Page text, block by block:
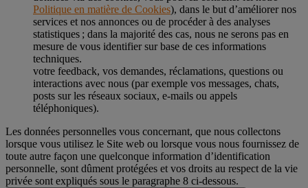
Politique en matière de Cookies), dans le but d’améliorer nos
services et nos annonces ou de procéder à des analyses
statistiques ; dans la majorité des cas, nous ne serons pas en
mesure de vous identifier sur base de ces informations
techniques.
votre feedback, vos demandes, réclamations, questions ou
interactions avec nous (par exemple vos messages, chats,
posts sur les réseaux sociaux, e-mails ou appels
téléphoniques).
Les données personnelles vous concernant, que nous collectons
lorsque vous utilisez le Site web ou lorsque vous nous fournissez de
toute autre façon une quelconque information d’identification
personnelle, sont dûment protégées et vos droits au respect de la vie
privée sont expliqués sous le paragraphe 8 ci-dessous.